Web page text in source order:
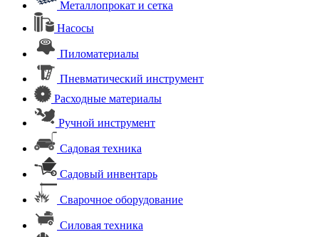
Металлопрокат и сетка
Насосы
Пиломатериалы
Пневматический инструмент
Расходные материалы
Ручной инструмент
Садовая техника
Садовый инвентарь
Сварочное оборудование
Силовая техника